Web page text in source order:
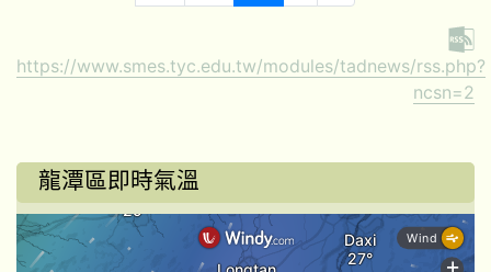
https://www.smes.tyc.edu.tw/modules/tadnews/rss.php?
ncsn=2
龍潭區即時氣溫